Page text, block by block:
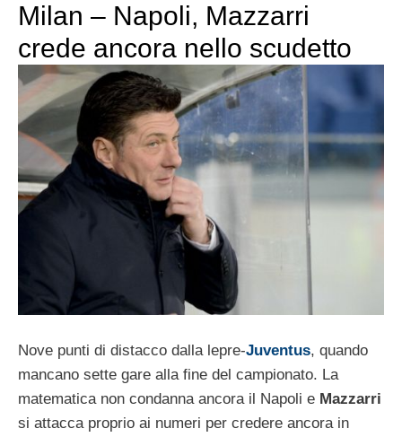
Milan – Napoli, Mazzarri
crede ancora nello scudetto
Nove punti di distacco dalla lepre-Juventus, quando
mancano sette gare alla fine del campionato. La
matematica non condanna ancora il Napoli e Mazzarri
si attacca proprio ai numeri per credere ancora in